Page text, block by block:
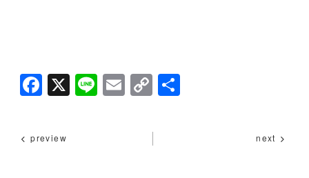
F
a
c
e
X Li
n
E
m
C
o
p
y
preview next